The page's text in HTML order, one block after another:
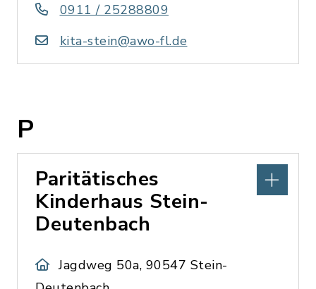
0911 / 25288809
kita-stein@awo-fl.de
P
Paritätisches
Kinderhaus Stein-
Deutenbach
Jagdweg 50a, 90547 Stein-